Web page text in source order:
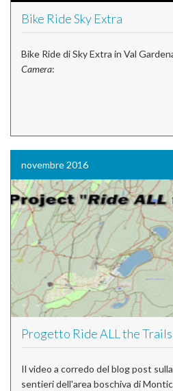
Bike Ride Sky Extra
Bike Ride di Sky Extra in Val
Camera:
novembre 2016
Progetto Ride ALL the Trails
Il video a corredo del blog post
sentieri dell'area boschiva di